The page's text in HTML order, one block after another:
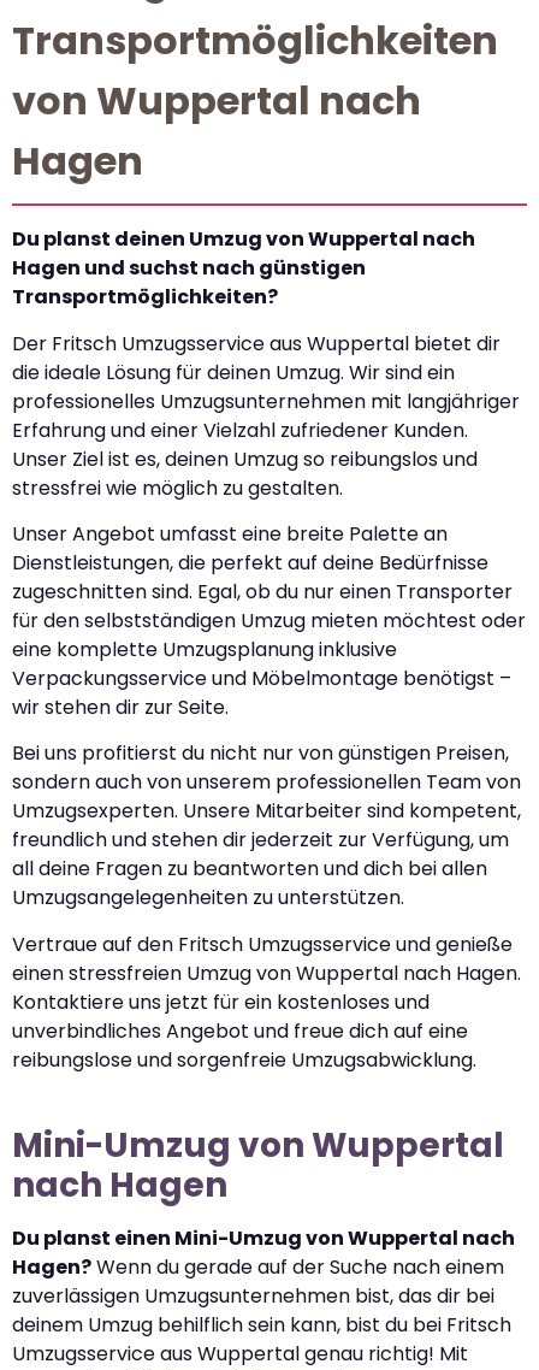
Transportmöglichkeiten
von Wuppertal nach
Hagen
Du planst deinen Umzug von Wuppertal nach
Hagen und suchst nach günstigen
Transportmöglichkeiten?
Der Fritsch Umzugsservice aus Wuppertal bietet dir
die ideale Lösung für deinen Umzug. Wir sind ein
professionelles Umzugsunternehmen mit langjähriger
Erfahrung und einer Vielzahl zufriedener Kunden.
Unser Ziel ist es, deinen Umzug so reibungslos und
stressfrei wie möglich zu gestalten.
Unser Angebot umfasst eine breite Palette an
Dienstleistungen, die perfekt auf deine Bedürfnisse
zugeschnitten sind. Egal, ob du nur einen Transporter
für den selbstständigen Umzug mieten möchtest oder
eine komplette Umzugsplanung inklusive
Verpackungsservice und Möbelmontage benötigst –
wir stehen dir zur Seite.
Bei uns profitierst du nicht nur von günstigen Preisen,
sondern auch von unserem professionellen Team von
Umzugsexperten. Unsere Mitarbeiter sind kompetent,
freundlich und stehen dir jederzeit zur Verfügung, um
all deine Fragen zu beantworten und dich bei allen
Umzugsangelegenheiten zu unterstützen.
Vertraue auf den Fritsch Umzugsservice und genieße
einen stressfreien Umzug von Wuppertal nach Hagen.
Kontaktiere uns jetzt für ein kostenloses und
unverbindliches Angebot und freue dich auf eine
reibungslose und sorgenfreie Umzugsabwicklung.
Mini-Umzug von Wuppertal
nach Hagen
Du planst einen Mini-Umzug von Wuppertal nach
Hagen?Wenn du gerade auf der Suche nach einem
zuverlässigen Umzugsunternehmen bist, das dir bei
deinem Umzug behilflich sein kann, bist du bei Fritsch
Umzugsservice aus Wuppertal genau richtig! Mit